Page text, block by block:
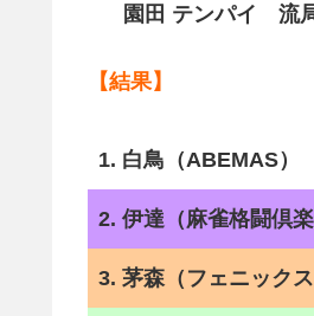
園田 テンパイ 流
【結果】
1. 白鳥（ABEMAS）
2. 伊達（麻雀格闘倶楽
3. 茅森（フェニックス